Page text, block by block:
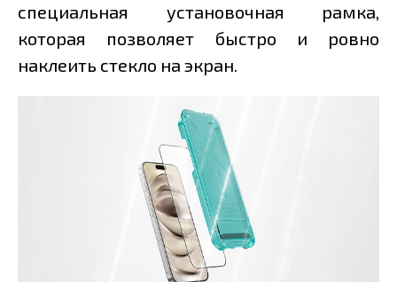
специальная установочная рамка,
которая позволяет быстро и ровно
наклеить стекло на экран.